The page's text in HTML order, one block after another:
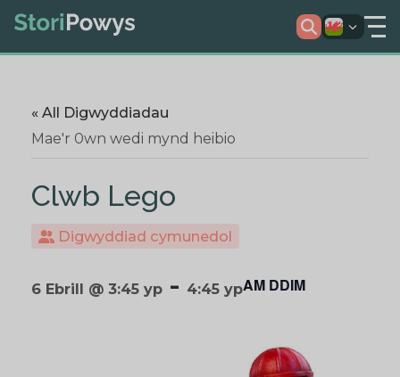
« All Digwyddiadau
Mae'r 0wn wedi mynd heibio
Clwb Lego
Digwyddiad cymunedol
6 Ebrill @ 3:45 yp - 4:45 ypAM DDIM